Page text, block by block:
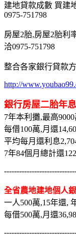
建地貸款成數 買建
0975-751798
房屋2胎,房屋2胎利
洽0975-751798
整合各家銀行貸款
http://
銀行房屋二胎年
7年本利攤,最高9000
每借100萬,月還
平均每月還利息
7年84個月總計還
全省農地建地個人
一人500萬,15年還,
每借500萬,月還